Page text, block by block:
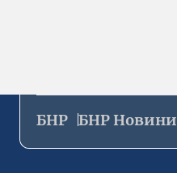
БНР БНР Новини